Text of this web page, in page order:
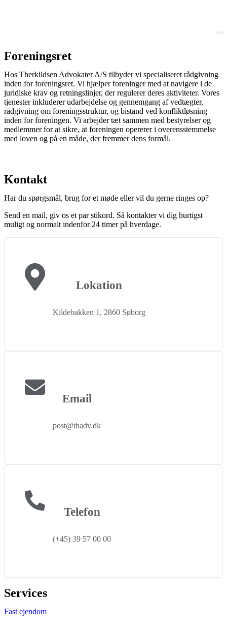
Foreningsret
Hos Therkildsen Advokater A/S tilbyder vi specialiseret rådgivning
inden for foreningsret. Vi hjælper foreninger med at navigere i de
juridiske krav og retningslinjer, der regulerer deres aktiviteter. Vores
tjenester inkluderer udarbejdelse og gennemgang af vedtægter,
rådgivning om foreningsstruktur, og bistand ved konfliktløsning
inden for foreningen. Vi arbejder tæt sammen med bestyrelser og
medlemmer for at sikre, at foreningen opererer i overensstemmelse
med loven og på en måde, der fremmer dens formål.
Kontakt
Har du spørgsmål, brug for et møde eller vil du gerne ringes op?
Send en mail, giv os et par stikord. Så kontakter vi dig hurtigst
muligt og normalt indenfor 24 timer på hverdage.
Lokation
Kildebakken 1, 2860 Søborg
Email
post@thadv.dk
Telefon
(+45) 39 57 00 00
Services
Fast ejendom